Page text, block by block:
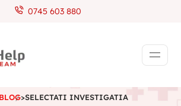
0745 603 880
>SELECTATI INVESTIGATIA